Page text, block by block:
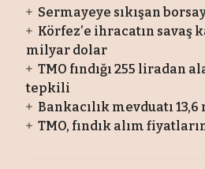
Sermayeye sıkışan
Körfez’e ihracatın savaş
milyar dolar
TMO fındığı 255 liradan
tepkili
Bankacılık mevduatı
TMO, fındık alım